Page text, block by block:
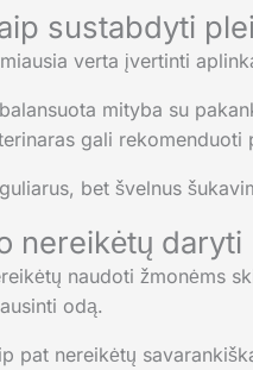
sustabdyti
verta įvertinti
mityba su
gali rekomenduoti
bet švelnus
nereikėtų daryti
naudoti žmonėms
odą.
pat nereikėtų